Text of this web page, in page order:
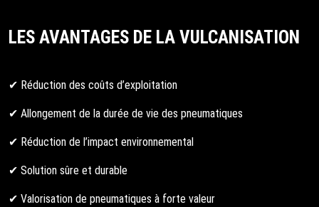
LES AVANTAGES DE LA VULCANISATION
✔ Réduction des coûts d’exploitation
✔ Allongement de la durée de vie des pneumatiques
✔ Réduction de l’impact environnemental
✔ Solution sûre et durable
✔ Valorisation de pneumatiques à forte valeur